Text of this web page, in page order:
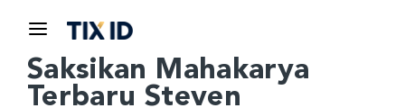
Saksikan Mahakarya
Terbaru Steven